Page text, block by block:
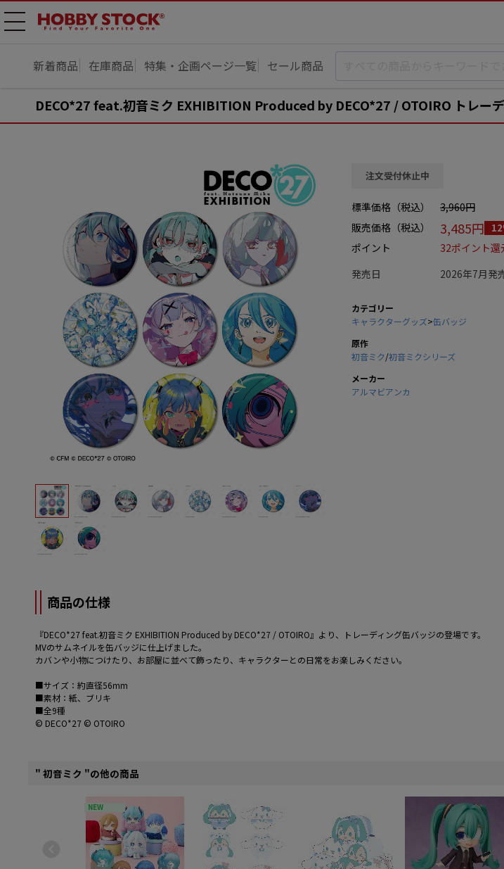
メニ
新着商品 在庫商品 特集・企画ページ一覧 セール商品
DECO*27 feat.初音ミク EXHIBITION Produced by DECO*27 / OTOIRO トレー
注文受付休止中
標準価格（税込）
3,960円
販売価格（税込）
3,485円
ポイント
32ポイント還
発売日
2026年7月発
カテゴリー
キャラクターグッズ>缶バッジ
原作
初音ミク/初音ミクシリーズ
メーカー
アルマビアンカ
商品の仕様
『DECO*27 feat.初音ミク EXHIBITION Produced by DECO*27 / OTOIRO』より、トレーディング缶バッジの登場です。
MVのサムネイルを缶バッジに仕上げました。
カバンや小物につけたり、お部屋に並べて飾ったり、キャラクターとの日常をお楽しみください。
■サイズ：約直径56mm
■素材：紙、ブリキ
■全9種
© DECO*27 © OTOIRO
" 初音ミク "の他の商品
NEW